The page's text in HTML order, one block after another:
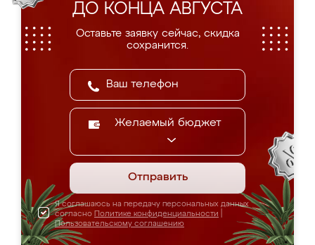
ДО КОНЦА АВГУСТА
Оставьте заявку сейчас, скидка
сохранится.
Желаемый бюджет
Отправить
Я соглашаюсь на передачу персональных данных
согласно Политике конфиденциальности
Пользовательскому соглашению